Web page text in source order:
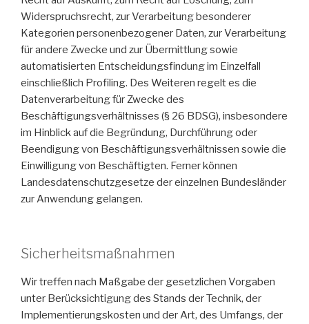
Widerspruchsrecht, zur Verarbeitung besonderer
Kategorien personenbezogener Daten, zur Verarbeitung
für andere Zwecke und zur Übermittlung sowie
automatisierten Entscheidungsfindung im Einzelfall
einschließlich Profiling. Des Weiteren regelt es die
Datenverarbeitung für Zwecke des
Beschäftigungsverhältnisses (§ 26 BDSG), insbesondere
im Hinblick auf die Begründung, Durchführung oder
Beendigung von Beschäftigungsverhältnissen sowie die
Einwilligung von Beschäftigten. Ferner können
Landesdatenschutzgesetze der einzelnen Bundesländer
zur Anwendung gelangen.
Sicherheitsmaßnahmen
Wir treffen nach Maßgabe der gesetzlichen Vorgaben
unter Berücksichtigung des Stands der Technik, der
Implementierungskosten und der Art, des Umfangs, der